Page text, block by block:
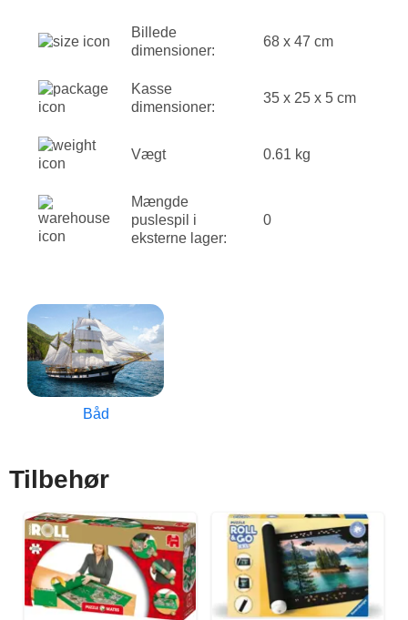
Billede
dimensioner:
68 x 47 cm
Kasse
dimensioner:
35 x 25 x 5 cm
Vægt 0.61 kg
Mængde
puslespil i
eksterne lager:
0
Båd
Tilbehør